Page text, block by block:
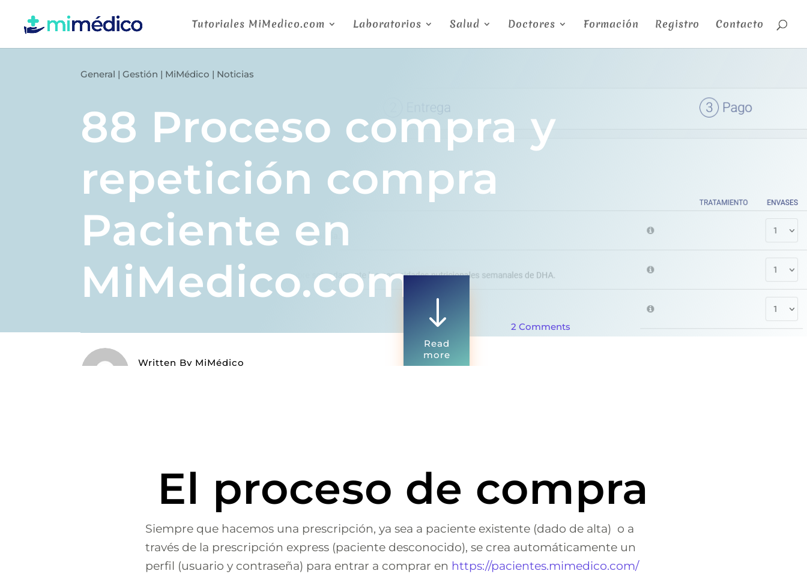
Tutoriales MiMedico.com Laboratorios Salud Doctores Formación Registro Contacto
General |Gestión | MiMédico | Noticias
88 Proceso compra y
repetición compra
Paciente en
MiMedico.com
Written By MiMédico
"
Read
more
2 Comments
El proceso de compra
Siempre que hacemos una prescripción, ya sea a paciente existente (dado de alta) o a
través de la prescripción express (paciente desconocido), se crea automáticamente un
perfil (usuario y contraseña) para entrar a comprar en https://pacientes.mimedico.com/